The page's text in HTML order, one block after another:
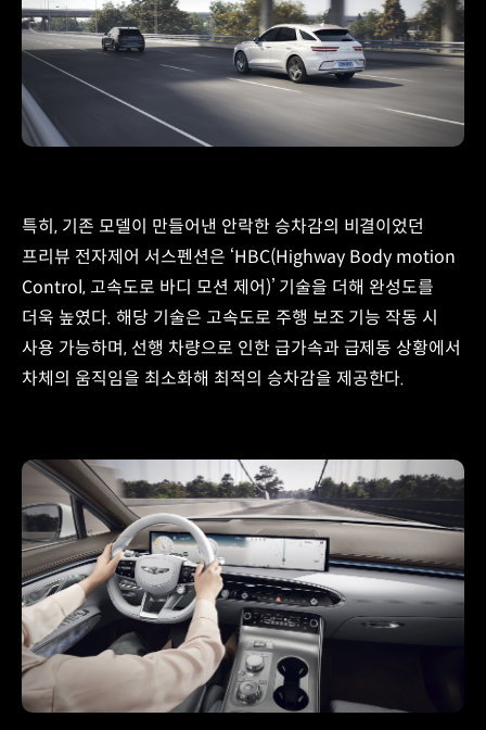
특히, 기존 모델이 만들어낸 안락한 승차감의 비결이었던
프리뷰 전자제어 서스펜션은 ‘HBC(Highway Body motion
Control, 고속도로 바디 모션 제어)’ 기술을 더해 완성도를
더욱 높였다. 해당 기술은 고속도로 주행 보조 기능 작동 시
사용 가능하며, 선행 차량으로 인한 급가속과 급제동 상황에서
차체의 움직임을 최소화해 최적의 승차감을 제공한다.